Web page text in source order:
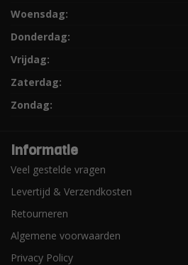
Woensdag:
Donderdag:
Vrijdag:
Zaterdag:
Zondag:
Informatie
Veel gestelde vragen
Levertijd & Verzendkosten
Retourneren
Algemene voorwaarden
Privacy Policy